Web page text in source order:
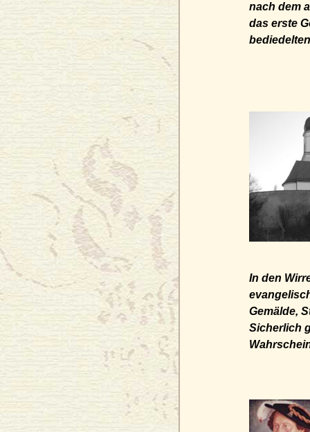
nach dem
das erste
In den
Gemälde,
Sicherlich